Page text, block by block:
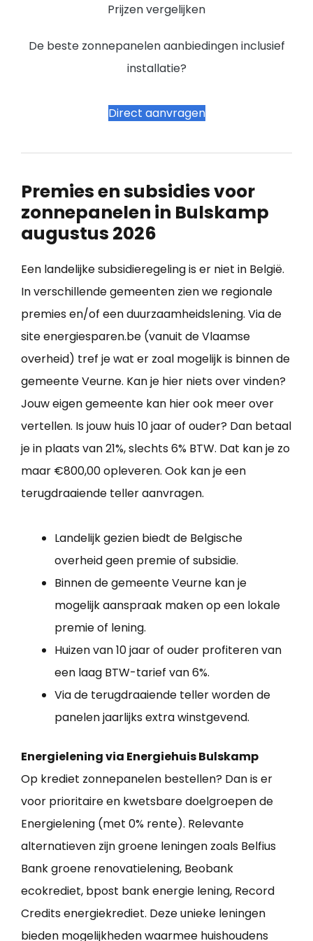
Prijzen vergelijken
De beste zonnepanelen aanbiedingen inclusief
installatie?
Direct aanvragen
Premies en subsidies voor
zonnepanelen in Bulskamp
augustus 2026
Een landelijke subsidieregeling is er niet in België.
In verschillende gemeenten zien we regionale
premies en/of een duurzaamheidslening. Via de
site energiesparen.be (vanuit de Vlaamse
overheid) tref je wat er zoal mogelijk is binnen de
gemeente Veurne. Kan je hier niets over vinden?
Jouw eigen gemeente kan hier ook meer over
vertellen. Is jouw huis 10 jaar of ouder? Dan betaal
je in plaats van 21%, slechts 6% BTW. Dat kan je zo
maar €800,00 opleveren. Ook kan je een
terugdraaiende teller aanvragen.
Landelijk gezien biedt de Belgische
overheid geen premie of subsidie.
Binnen de gemeente Veurne kan je
mogelijk aanspraak maken op een lokale
premie of lening.
Huizen van 10 jaar of ouder profiteren van
een laag BTW-tarief van 6%.
Via de terugdraaiende teller worden de
panelen jaarlijks extra winstgevend.
Energielening via Energiehuis Bulskamp
Op krediet zonnepanelen bestellen? Dan is er
voor prioritaire en kwetsbare doelgroepen de
Energielening (met 0% rente). Relevante
alternatieven zijn groene leningen zoals Belfius
Bank groene renovatielening, Beobank
ecokrediet, bpost bank energie lening, Record
Credits energiekrediet. Deze unieke leningen
bieden mogelijkheden waarmee huishoudens